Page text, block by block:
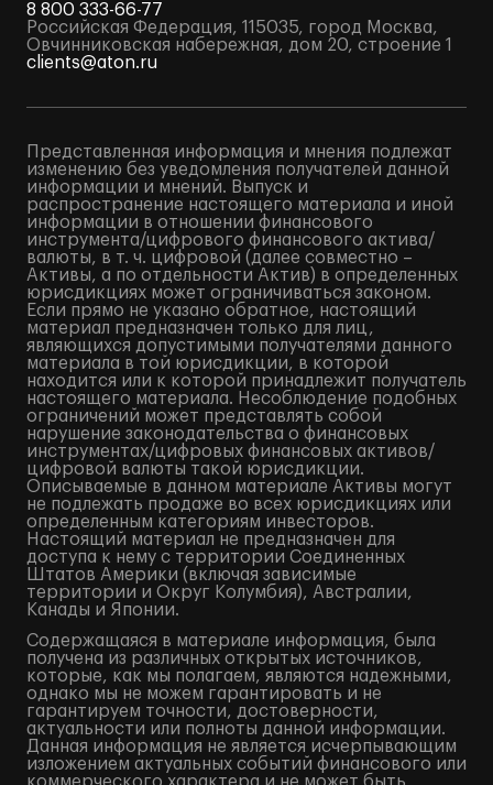
8 800 333-66-77
Российская Федерация, 115035, город Москва,
Овчинниковская набережная, дом 20, строение 1
clients@aton.ru
Представленная информация и мнения подлежат
изменению без уведомления получателей данной
информации и мнений. Выпуск и
распространение настоящего материала и иной
информации в отношении финансового
инструмента/цифрового финансового актива/
валюты, в т. ч. цифровой (далее совместно –
Активы, а по отдельности Актив) в определенных
юрисдикциях может ограничиваться законом.
Если прямо не указано обратное, настоящий
материал предназначен только для лиц,
являющихся допустимыми получателями данного
материала в той юрисдикции, в которой
находится или к которой принадлежит получатель
настоящего материала. Несоблюдение подобных
ограничений может представлять собой
нарушение законодательства о финансовых
инструментах/цифровых финансовых активов/
цифровой валюты такой юрисдикции.
Описываемые в данном материале Активы могут
не подлежать продаже во всех юрисдикциях или
определенным категориям инвесторов.
Настоящий материал не предназначен для
доступа к нему с территории Соединенных
Штатов Америки (включая зависимые
территории и Округ Колумбия), Австралии,
Канады и Японии.
Содержащаяся в материале информация, была
получена из различных открытых источников,
которые, как мы полагаем, являются надежными,
однако мы не можем гарантировать и не
гарантируем точности, достоверности,
актуальности или полноты данной информации.
Данная информация не является исчерпывающим
изложением актуальных событий финансового или